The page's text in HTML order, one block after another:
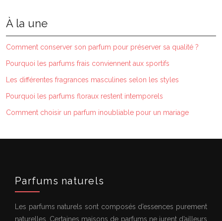
À la une
Comment conserver son parfum pour préserver sa qualité ?
Pourquoi les parfums frais conviennent aux sportifs
Les différentes fragrances masculines selon les styles
Pourquoi les parfums floraux restent intemporels
Comment choisir un parfum inoubliable pour un mariage
Parfums naturels
Les parfums naturels sont composés d’essences purement
naturelles. Certaines maisons de parfums ne jurent d’ailleurs